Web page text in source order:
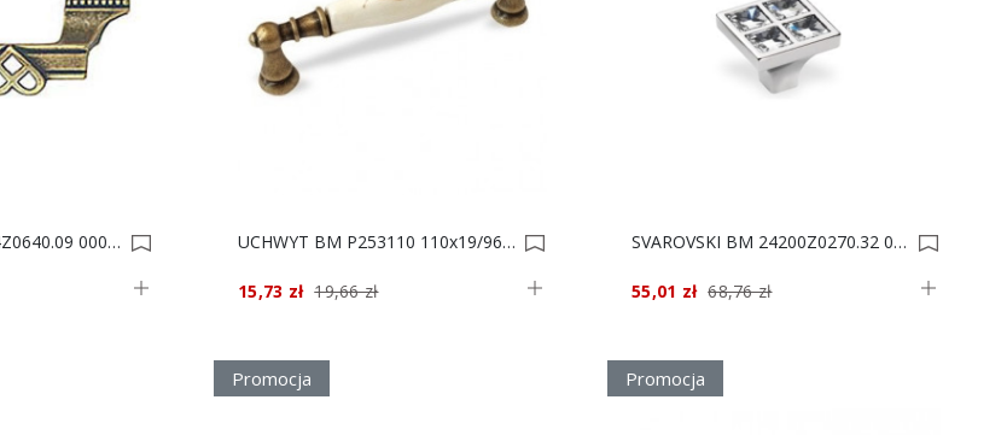
UCHWYT BM 15144Z0640.09 0005278 UCHWYT BM P253110 110x19/96 0005270
15,73 zł 19,66 zł
SVAROVSKI BM 24200Z0270.32 0003695
55,01 zł 68,76 zł
Promocja Promocja